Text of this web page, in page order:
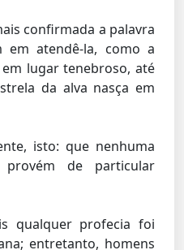
confirmada a palavra
em atendê-la, como a
lugar tenebroso, até
da alva nasça em
isto: que nenhuma
de particular
qualquer profecia foi
entretanto, homens